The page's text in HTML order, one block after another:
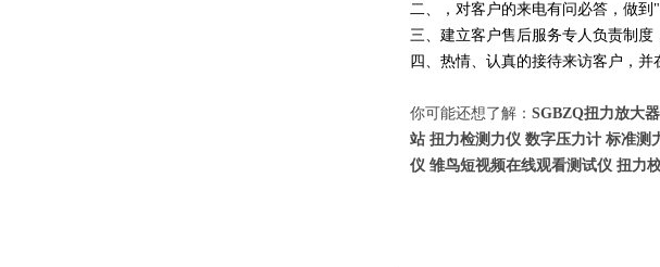
二、，对客户的来电有问必答，
三、建立客户售后服务专人负责制度
四、热情、认真的接待来访客户
你可能还想了解： SGBZQ扭力放大
站 扭力检测力仪 数字压力计 标准测
仪 雏鸟短视频在线观看测试仪 扭力